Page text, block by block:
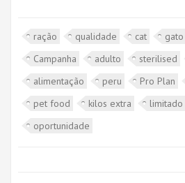
ração qualidade cat gato
Campanha
adulto sterilised
alimentação
peru Pro Plan
pet food
kilos extra
oportunidade